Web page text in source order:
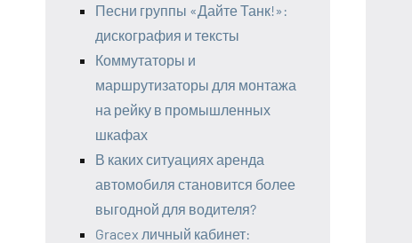
Песни группы «Дайте Танк!»:
дискография и тексты
Коммутаторы и
маршрутизаторы для монтажа
на рейку в промышленных
шкафах
В каких ситуациях аренда
автомобиля становится более
выгодной для водителя?
Gracex личный кабинет: